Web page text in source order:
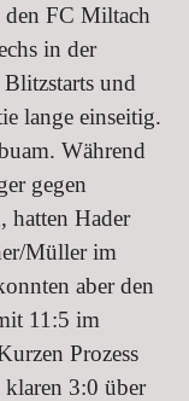
FC Miltach
in der
und
lange einseitig.
Während
gegen
hatten Hader
Müller im
aber den
11:5 im
Prozess
3:0 über